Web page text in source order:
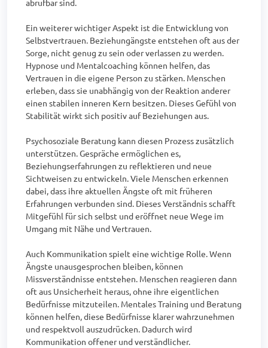
abrufbar sind.
Ein weiterer wichtiger Aspekt ist die Entwicklung von
Selbstvertrauen. Beziehungängste entstehen oft aus der
Sorge, nicht genug zu sein oder verlassen zu werden.
Hypnose und Mentalcoaching können helfen, das
Vertrauen in die eigene Person zu stärken. Menschen
erleben, dass sie unabhängig von der Reaktion anderer
einen stabilen inneren Kern besitzen. Dieses Gefühl von
Stabilität wirkt sich positiv auf Beziehungen aus.
Psychosoziale Beratung kann diesen Prozess zusätzlich
unterstützen. Gespräche ermöglichen es,
Beziehungserfahrungen zu reflektieren und neue
Sichtweisen zu entwickeln. Viele Menschen erkennen
dabei, dass ihre aktuellen Ängste oft mit früheren
Erfahrungen verbunden sind. Dieses Verständnis schafft
Mitgefühl für sich selbst und eröffnet neue Wege im
Umgang mit Nähe und Vertrauen.
Auch Kommunikation spielt eine wichtige Rolle. Wenn
Ängste unausgesprochen bleiben, können
Missverständnisse entstehen. Menschen reagieren dann
oft aus Unsicherheit heraus, ohne ihre eigentlichen
Bedürfnisse mitzuteilen. Mentales Training und Beratung
können helfen, diese Bedürfnisse klarer wahrzunehmen
und respektvoll auszudrücken. Dadurch wird
Kommunikation offener und verständlicher.